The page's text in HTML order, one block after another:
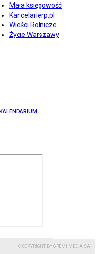
Mała księgowość
Kancelarierp.pl
Wieści Rolnicze
Życie Warszawy
KALENDARIUM
© COPYRIGHT BY GREMI MEDIA SA